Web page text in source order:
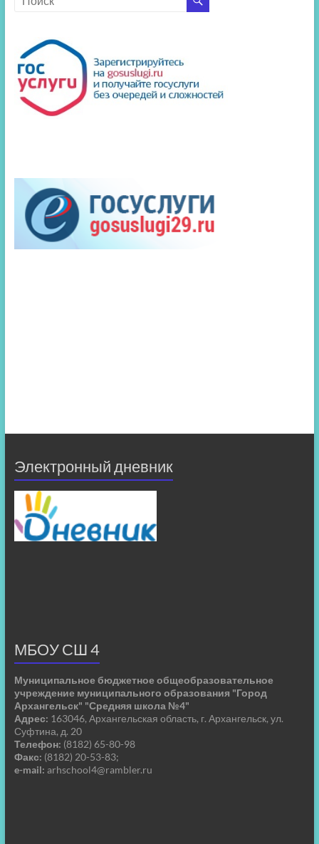
Электронный дневник
МБОУ СШ 4
Муниципальное бюджетное общеобразовательное
учреждение муниципального образования "Город
Архангельск" "Средняя школа №4"
Адрес: 163046, Архангельская область, г. Архангельск, ул.
Суфтина, д. 20
Телефон: (8182) 65-80-98
Факс: (8182) 20-53-83;
e-mail: arhschool4@rambler.ru